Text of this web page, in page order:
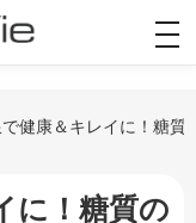
健康＆キレイに！糖
に！糖質の